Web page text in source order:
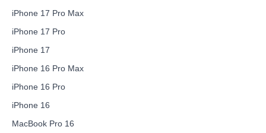
iPhone 17 Pro Max
iPhone 17 Pro
iPhone 17
iPhone 16 Pro Max
iPhone 16 Pro
iPhone 16
MacBook Pro 16